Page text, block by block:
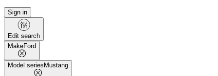
Sign in
Edit search
MakeFord
Model series Mustang